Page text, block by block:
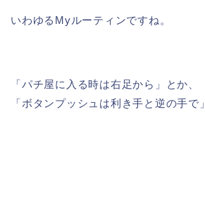
いわゆるMyルーティンですね。
「パチ屋に入る時は右足から」とか、
「ボタンプッシュは利き手と逆の手で